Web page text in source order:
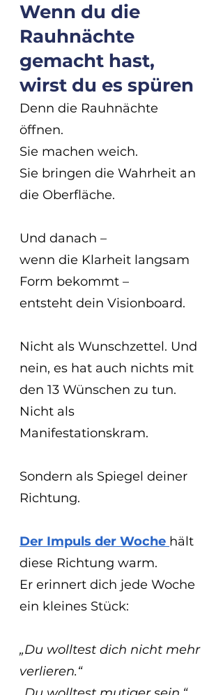
Wenn du die
Rauhnächte
gemacht hast,
wirst du es spüren
Denn die Rauhnächte
öffnen.
Sie machen weich.
Sie bringen die Wahrheit an
die Oberfläche.
Und danach –
wenn die Klarheit langsam
Form bekommt –
entsteht dein Visionboard.
Nicht als Wunschzettel. Und
nein, es hat auch nichts mit
den 13 Wünschen zu tun.
Nicht als
Manifestationskram.
Sondern als Spiegel deiner
Richtung.
Der Impuls der Woche hält
diese Richtung warm.
Er erinnert dich jede Woche
ein kleines Stück:
„Du wolltest dich nicht mehr
verlieren.“